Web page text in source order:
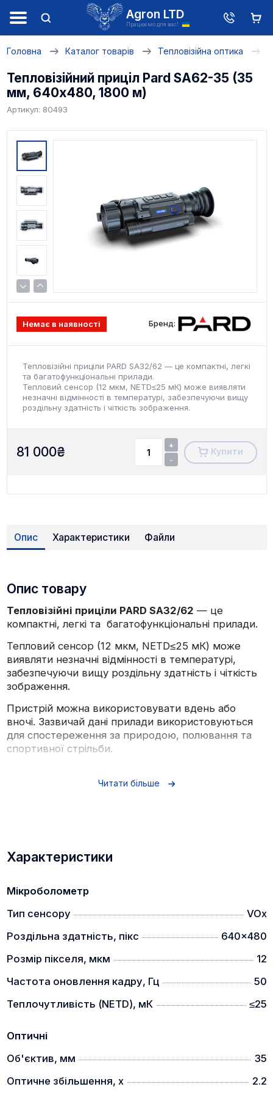
Agron LTD
Працюємо для вас!
Головна Каталог товарів Тепловізійна оптика
Тепловізійний приціл Pard SA62-35 (35
мм, 640х480, 1800 м)
Артикул: 80493
Немає в наявності Бренд:
Тепловізійні приціли PARD SA32/62 — це компактні, легкі
та багатофункціональні прилади.
Тепловий сенсор (12 мкм, NETD≤25 мК) може виявляти
незначні відмінності в температурі, забезпечуючи вищу
роздільну здатність і чіткість зображення.
81 000₴
+
-
Купити
Опис Характеристики Файли
Опис товару
Тепловізійні приціли PARD SA32/62 — це
компактні, легкі та багатофункціональні прилади.
Тепловий сенсор (12 мкм, NETD≤25 мК) може
виявляти незначні відмінності в температурі,
забезпечуючи вищу роздільну здатність і чіткість
зображення.
Пристрій можна використовувати вдень або
вночі. Зазвичай дані прилади використовуються
для спостереження за природою, полювання та
спортивної стрільби.
розрахувати траєкторію ваших куль і надати вам
точну точку прицілювання, дозволяючи Вам
зробити влучний постріл.
Лазерний далекомір (моделі LRF)
Вночі важко оцінити відстань, за допомогою
вбудованого лазерного далекоміра ви можете
Читати більше
Характеристики
Мікроболометр
Тип сенсору
VOx
Роздільна здатність, пікс
640x480
Розмір пікселя, мкм
12
Частота оновлення кадру, Гц
50
Теплочутливість (NETD), мК
≤25
Оптичні
Об'єктив, мм
35
Оптичне збільшення, x
2.2